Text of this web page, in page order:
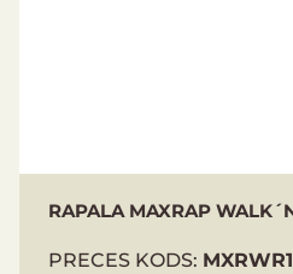
RAPALA MAXRAP
PRECES KODS: